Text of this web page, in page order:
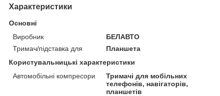
Характеристики
Основні
Виробник
БЕЛАВТО
Тримач/підставка для
Планшета
Користувальницькі характеристики
Автомобільні компресори
Тримачі для мобільних
телефонів, навігаторів,
планшетів